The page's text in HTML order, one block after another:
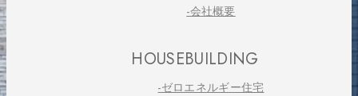
-会社概要
HOUSEBUILDING
-ゼロエネルギー住宅